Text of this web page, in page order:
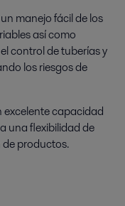
manejo fácil de los
así como
control de tuberías y
los riesgos de
excelente capacidad
una flexibilidad de
productos.